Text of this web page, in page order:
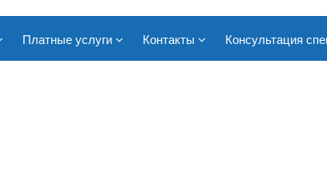
Платные услуги Контакты Консультация